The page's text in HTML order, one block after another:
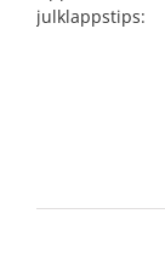
julklappstips: